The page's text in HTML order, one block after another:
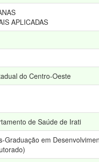
APLICADAS
do Centro-Oeste
de Saúde de Irati
Graduação em